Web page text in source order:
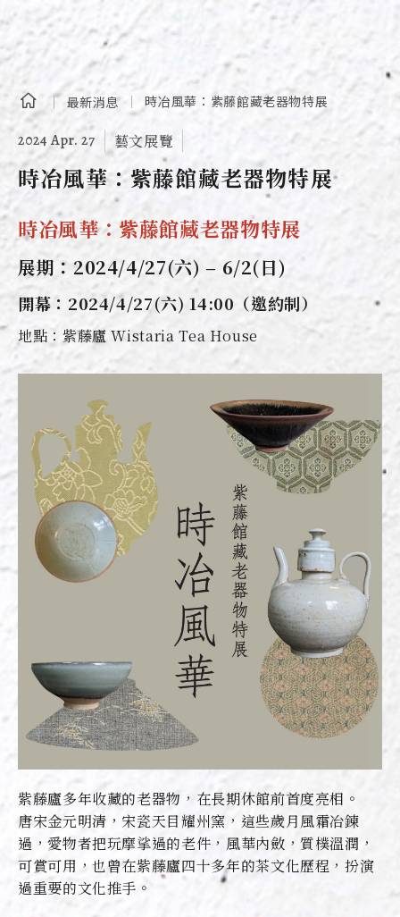
最新消息 時冶風華：紫藤館藏老器物特展
2024 Apr. 27 藝文展覽
時冶風華：紫藤館藏老器物特展
時冶風華：紫藤館藏老器物特展
展期：2024/4/27(六) – 6/2(日)
開幕：2024/4/27(六) 14:00（邀約制）
地點：紫藤廬 Wistaria Tea House
紫藤廬多年收藏的老器物，在長期休館前首度亮相。
唐宋金元明清，宋瓷天目耀州窯，這些歲月風霜冶鍊
過，愛物者把玩摩挲過的老件，風華內斂，質樸溫潤，
可賞可用，也曾在紫藤廬四十多年的茶文化歷程，扮演
過重要的文化推手。